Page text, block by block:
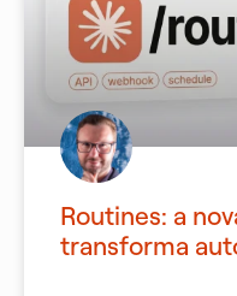
Routines: a
transforma